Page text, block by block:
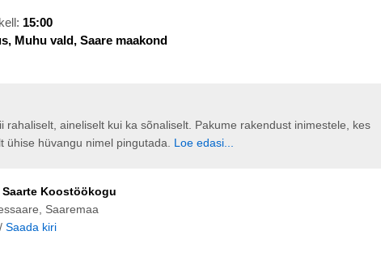
15:00
Muhu vald, Saare maakond
rahaliselt, aineliselt kui ka sõnaliselt. Pakume rakendust inimestele, kes
ühise hüvangu nimel pingutada. Loe edasi...
Koostöökogu
Saaremaa
Saada kiri